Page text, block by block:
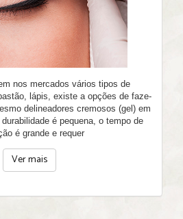
nos mercados vários tipos de
lápis, existe a opções de faze-
delineadores cremosos (gel) em
é pequena, o tempo de
é grande e requer
Ver mais